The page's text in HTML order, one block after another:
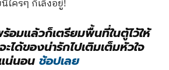
ใครๆ ก็เล็งอยู่!
อมแล้วก็เตรียมพื้นที่ในตู้ไว้ให้
ได้ของน่ารักไปเติมเต็มหัวใจ
น่นอน ช้อปเลย